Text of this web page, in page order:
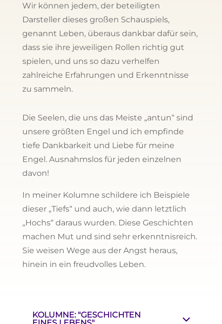
Wir können jedem, der beteiligten
Darsteller dieses großen Schauspiels,
genannt Leben, überaus dankbar dafür sein,
dass sie ihre jeweiligen Rollen richtig gut
spielen, und uns so dazu verhelfen
zahlreiche Erfahrungen und Erkenntnisse
zu sammeln.
Die Seelen, die uns das Meiste „antun“ sind
unsere größten Engel und ich empfinde
tiefe Dankbarkeit und Liebe für meine
Engel. Ausnahmslos für jeden einzelnen
davon!
In meiner Kolumne schildere ich Beispiele
dieser „Tiefs“ und auch, wie dann letztlich
„Hochs“ daraus wurden. Diese Geschichten
machen Mut und sind sehr erkenntnisreich.
Sie weisen Wege aus der Angst heraus,
hinein in ein freudvolles Leben.
KOLUMNE: "GESCHICHTEN